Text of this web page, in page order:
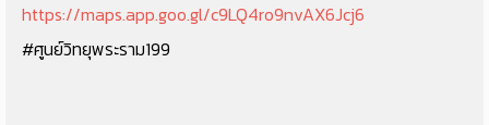
https://maps.app.goo.gl/c9LQ4ro9nvAX6Jcj6
#ศูนย์วิทยุพระราม199